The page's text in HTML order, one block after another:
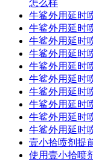
怎么样
牛鲨外用延时
牛鲨外用延时
牛鲨外用延时
牛鲨外用延时
牛鲨外用延时
牛鲨外用延时
牛鲨外用延时
牛鲨外用延时
牛鲨外用延时
牛鲨外用延时
壹小拾喷剂提
使用壹小拾喷